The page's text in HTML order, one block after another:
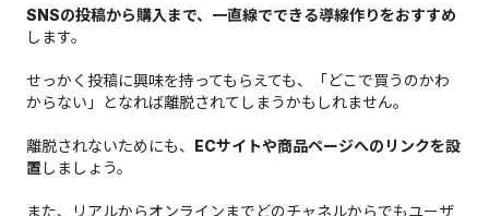
SNSの投稿から購入まで、一直線でできる導線作りをおすすめ
します。
せっかく投稿に興味を持ってもらえても、「どこで買うのかわ
からない」となれば離脱されてしまうかもしれません。
離脱されないためにも、 ECサイトや商品ページへのリンクを設
置 しましょう。
また、リアルからオンラインまでどのチャネルからでもユーザ